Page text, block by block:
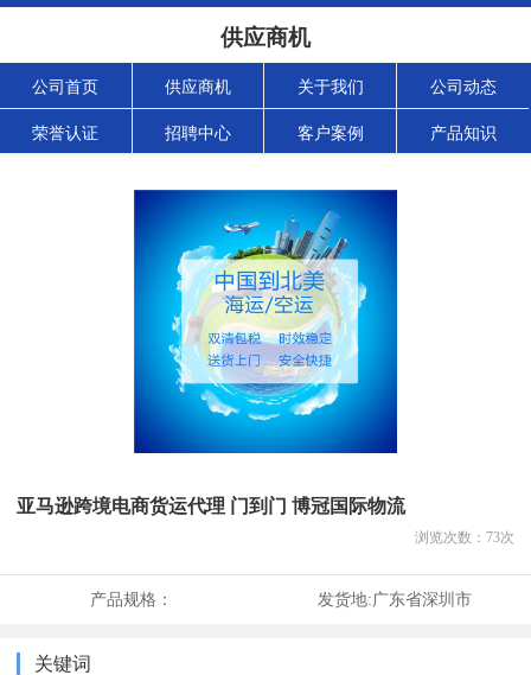
供应商机
公司首页 供应商机 关于我们 公司动态
荣誉认证 招聘中心 客户案例 产品知识
亚马逊跨境电商货运代理 门到门 博冠国际物流
浏览次数： 73次
产品规格： 发货地:广东省深圳市
关键词